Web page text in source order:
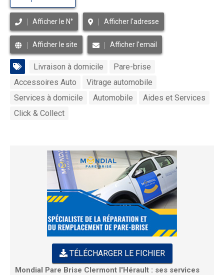
Afficher le N° Afficher l'adresse
Afficher le site Afficher l'email
Livraison à domicile
Pare-brise
Accessoires Auto
Vitrage automobile
Services à domicile
Automobile
Aides et Services
Click & Collect
TÉLÉCHARGER LE FICHIER
Mondial Pare Brise Clermont l'Hérault : ses services